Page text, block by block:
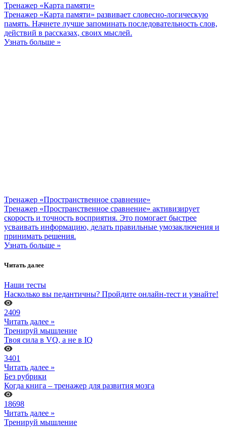
Тренажер «Карта памяти»
Тренажер «Карта памяти» развивает словесно-логическую
память. Начнете лучше запоминать последовательность слов,
действий в рассказах, своих мыслей.
Узнать больше »
Тренажер «Пространственное сравнение»
Тренажер «Пространственное сравнение» активизирует
скорость и точность восприятия. Это помогает быстрее
усваивать информацию, делать правильные умозаключения и
принимать решения.
Узнать больше »
Читать далее
Наши тесты
Насколько вы педантичны? Пройдите онлайн-тест и узнайте!
2409
Читать далее »
Тренируй мышление
Твоя сила в VQ, а не в IQ
3401
Читать далее »
Без рубрики
Когда книга – тренажер для развития мозга
18698
Читать далее »
Тренируй мышление